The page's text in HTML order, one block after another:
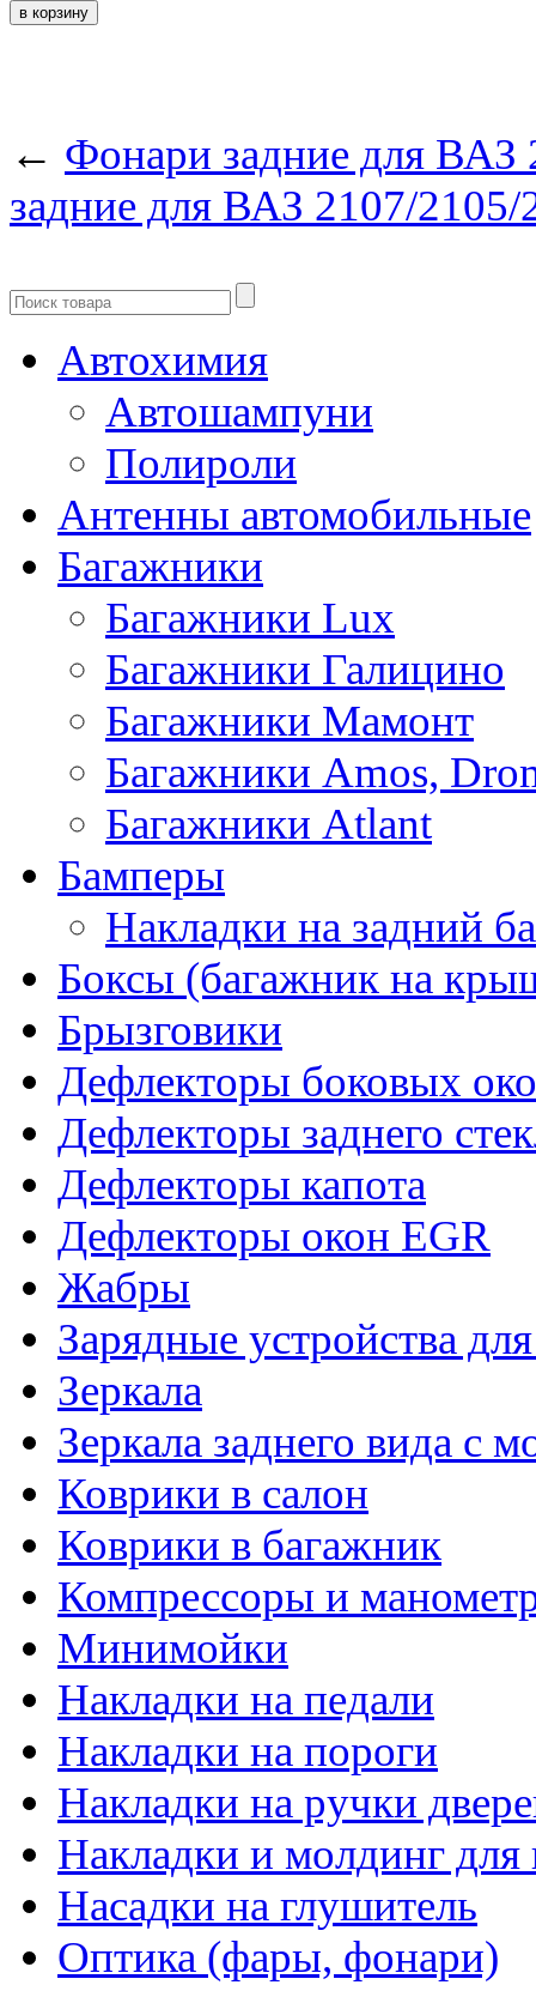
← Фонари задние для ВАЗ
задние для ВАЗ 2107/2105/
Автохимия
Автошампуни
Полироли
Антенны автомобильные
Багажники
Багажники Lux
Багажники Галицино
Багажники Мамонт
Багажники Amos,
Багажники Atlant
Бамперы
Накладки на задний
Боксы (багажник на
Брызговики
Дефлекторы боковых
Дефлекторы заднего
Дефлекторы капота
Дефлекторы окон EGR
Жабры
Зарядные устройства
Зеркала
Зеркала заднего вида с
Коврики в салон
Коврики в багажник
Компрессоры и
Минимойки
Накладки на педали
Накладки на пороги
Накладки на ручки
Накладки и молдинг для
Насадки на глушитель
Оптика (фары, фонари)